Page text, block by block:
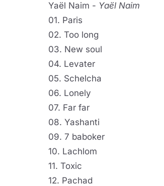
Yaël Naim - Yaël Naim
01. Paris
02. Too long
03. New soul
04. Levater
05. Schelcha
06. Lonely
07. Far far
08. Yashanti
09. 7 baboker
10. Lachlom
11. Toxic
12. Pachad